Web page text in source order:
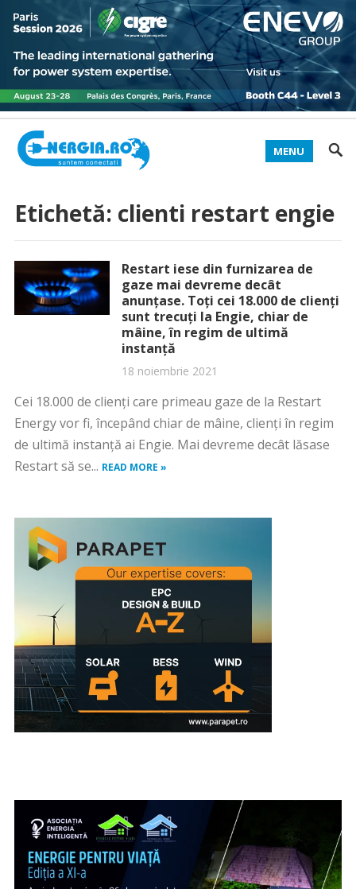
MENU
Etichetă: clienti restart engie
Restart iese din furnizarea de
gaze mai devreme decât
anunțase. Toți cei 18.000 de clienți
sunt trecuți la Engie, chiar de
mâine, în regim de ultimă
instanță
18 noiembrie 2021
Cei 18.000 de clienți care primeau gaze de la Restart
Energy vor fi, începând chiar de mâine, clienți în regim
de ultimă instanță ai Engie. Mai devreme decât lăsase
Restart să se... READ MORE »